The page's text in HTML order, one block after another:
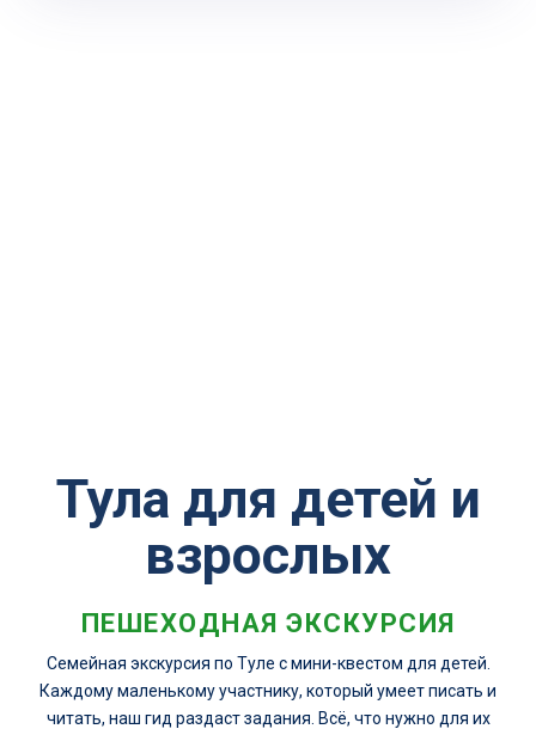
Тула для детей и
взрослых
ПЕШЕХОДНАЯ ЭКСКУРСИЯ
Семейная экскурсия по Туле с мини-квестом для детей.
Каждому маленькому участнику, который умеет писать и
читать, наш гид раздаст задания. Всё, что нужно для их